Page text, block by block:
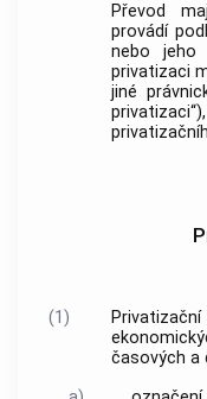
Převod
provádí
nebo jeho
privatizaci
jiné
(1)
časových a